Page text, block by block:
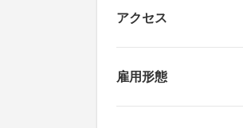
アクセス
雇用形態